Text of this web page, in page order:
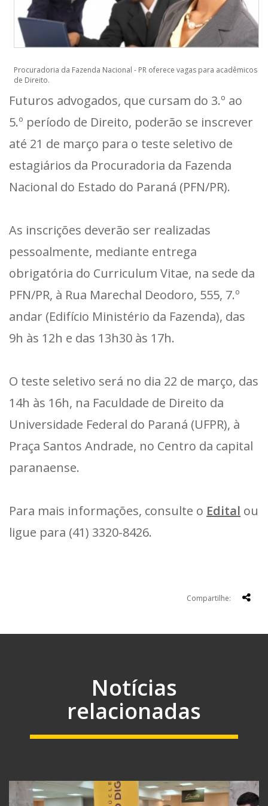
Procuradoria da Fazenda Nacional - PR oferece vagas para acadêmicos
de Direito.
Futuros advogados, que cursam do 3.º ao
5.º período de Direito, poderão se inscrever
até 21 de março para o teste seletivo de
estagiários da Procuradoria da Fazenda
Nacional do Estado do Paraná (PFN/PR).
As inscrições deverão ser realizadas
pessoalmente, mediante entrega
obrigatória do Curriculum Vitae, na sede da
PFN/PR, à Rua Marechal Deodoro, 555, 7.º
andar (Edifício Ministério da Fazenda), das
9h às 12h e das 13h30 às 17h.
O teste seletivo será no dia 22 de março, das
14h às 16h, na Faculdade de Direito da
Universidade Federal do Paraná (UFPR), à
Praça Santos Andrade, no Centro da capital
paranaense.
Para mais informações, consulte o Edital ou
ligue para (41) 3320-8426.
Compartilhe:
Notícias
relacionadas